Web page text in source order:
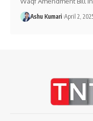
Ashu Kumari April 2,